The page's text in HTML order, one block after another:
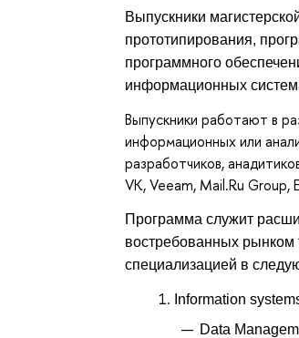
Выпускники
прототипирования,
программного
информационных
Выпускники работают в
информационных или
разработчиков,
VK, Veeam, Mail.Ru Group,
Программа служит
востребованных рынком
специализацией в
Information
Data